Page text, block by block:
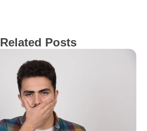
Related Posts